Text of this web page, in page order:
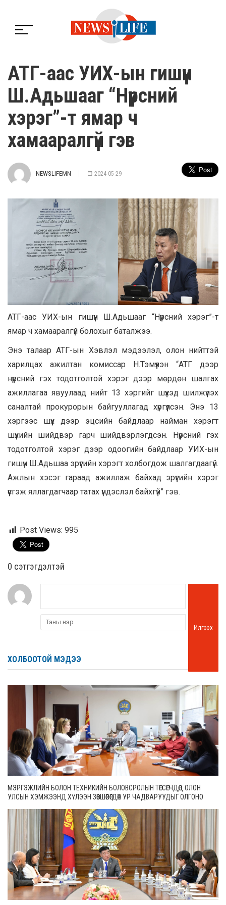
АТГ-аас УИХ-ын гишүүн
Ш.Адьшааг “Нүүрсний
хэрэг”-т ямар ч
хамааралгүй гэв
NEWSLIFEMN 2024-05-29
АТГ-аас УИХ-ын гишүүн Ш.Адьшааг “Нүүрсний хэрэг”-т
ямар ч хамааралгүй болохыг баталжээ.
Энэ талаар АТГ-ын Хэвлэл мэдээлэл, олон нийттэй
харилцах ажилтан комиссар Н.Тэмүүлэн “АТГ дээр
нүүрсний гэх тодотголтой хэрэг дээр мөрдөн шалгах
ажиллагаа явуулаад нийт 13 хэргийг шүүхэд шилжүүлэх
саналтай прокурорын байгууллагад хүргүүлсэн. Энэ 13
хэргээс шүүх дээр эцсийн байдлаар найман хэрэгт
шүүхийн шийдвэр гарч шийдвэрлэгдсэн. Нүүрсний гэх
тодотголтой хэрэг дээр одоогийн байдлаар УИХ-ын
гишүүн Ш.Адьшаа эрүүгийн хэрэгт холбогдож шалгагдаагүй.
Ажлын хэсэг гараад ажиллаж байхад эрүүгийн хэрэг
үүсгэж яллагдагчаар татах үндэслэл байхгүй” гэв.
Post Views: 995
0 cэтгэгдэлтэй
Илгээх
ХОЛБООТОЙ МЭДЭЭ
МЭРГЭЖЛИЙН БОЛОН ТЕХНИКИЙН БОЛОВСРОЛЫН ТӨГСӨГЧДӨД ОЛОН
УЛСЫН ХЭМЖЭЭНД ХҮЛЭЭН ЗӨВШӨӨРӨГДӨХ УР ЧАДВАРУУДЫГ ОЛГОНО